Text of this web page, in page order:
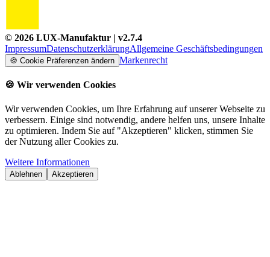
© 2026 LUX-Manufaktur | v2.7.4
ImpressumDatenschutzerklärungAllgemeine Geschäftsbedingungen
🍪 Cookie Präferenzen ändern Markenrecht
🍪 Wir verwenden Cookies
Wir verwenden Cookies, um Ihre Erfahrung auf unserer Webseite zu
verbessern. Einige sind notwendig, andere helfen uns, unsere Inhalte
zu optimieren. Indem Sie auf "Akzeptieren" klicken, stimmen Sie
der Nutzung aller Cookies zu.
Weitere Informationen
Ablehnen Akzeptieren